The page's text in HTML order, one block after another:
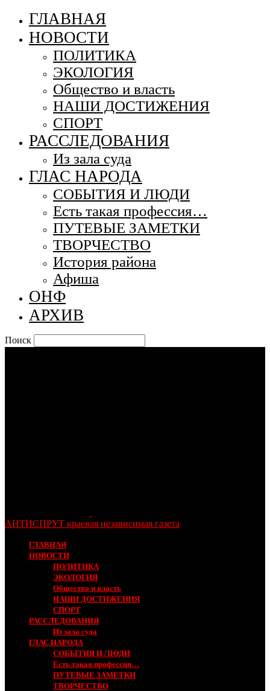
ГЛАВНАЯ
НОВОСТИ
ПОЛИТИКА
ЭКОЛОГИЯ
Общество и власть
НАШИ ДОСТИЖЕНИЯ
СПОРТ
РАССЛЕДОВАНИЯ
Из зала суда
ГЛАС НАРОДА
СОБЫТИЯ И ЛЮДИ
Есть такая профессия…
ПУТЕВЫЕ ЗАМЕТКИ
ТВОРЧЕСТВО
История района
Афиша
ОНФ
АРХИВ
Поиск
АНТИСПРУТ краевая независимая газета
ГЛАВНАЯ
НОВОСТИ
ПОЛИТИКА
ЭКОЛОГИЯ
Общество и власть
НАШИ ДОСТИЖЕНИЯ
СПОРТ
РАССЛЕДОВАНИЯ
Из зала суда
ГЛАС НАРОДА
СОБЫТИЯ И ЛЮДИ
Есть такая профессия…
ПУТЕВЫЕ ЗАМЕТКИ
ТВОРЧЕСТВО